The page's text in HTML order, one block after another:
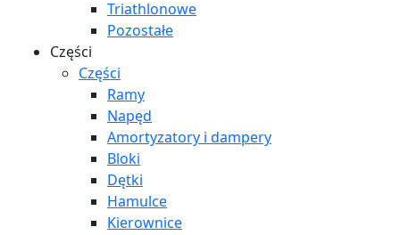
Triathlonowe
Pozostałe
Części
Części
Ramy
Napęd
Amortyzatory i dampery
Bloki
Dętki
Hamulce
Kierownice